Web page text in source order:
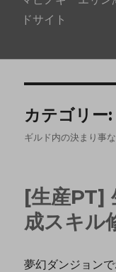
ドサイト
カテゴリー:
ギルド内の決まり事
[生産PT]
成スキル
夢幻ダンジョン